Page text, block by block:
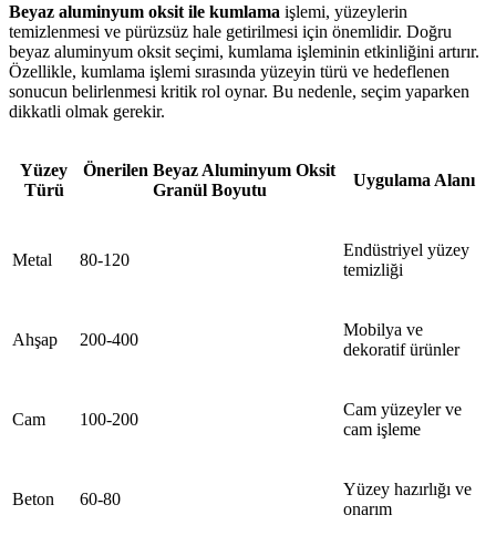
Beyaz aluminyum oksit ile kumlama işlemi, yüzeylerin
temizlenmesi ve pürüzsüz hale getirilmesi için önemlidir. Doğru
beyaz aluminyum oksit seçimi, kumlama işleminin etkinliğini artırır.
Özellikle, kumlama işlemi sırasında yüzeyin türü ve hedeflenen
sonucun belirlenmesi kritik rol oynar. Bu nedenle, seçim yaparken
dikkatli olmak gerekir.
Yüzey
Türü
Önerilen Beyaz Aluminyum Oksit
Granül Boyutu
Uygulama Alanı
Metal 80-120
Endüstriyel yüzey
temizliği
Ahşap 200-400
Mobilya ve
dekoratif ürünler
Cam 100-200
Cam yüzeyler ve
cam işleme
Beton 60-80
Yüzey hazırlığı ve
onarım